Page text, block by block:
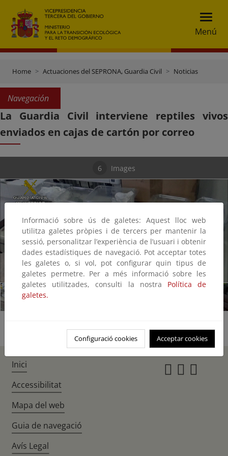
Menú
Home Actuaciones del SEPRONA, Guardia Civil Noticias
Navegación
La Guardia Civil interviene reptiles vivos
enviados en cajas de cartón por correo
6 Images
1/6
Informació sobre ús de galetes: Aquest lloc web
utilitza galetes pròpies i de tercers per mantenir la
sessió, personalitzar l’experiència de l’usuari i obtenir
dades estadístiques de navegació. Pot acceptar totes
les galetes o, si vol, pot configurar quin tipus de
galetes permetre. Per a més informació sobre les
galetes utilitzades, consulti la nostra Política de
galetes.
Configuració cookies Acceptar cookies
Inici
Accessibilitat
Mapa del web
Guia de navegació
Avís Legal